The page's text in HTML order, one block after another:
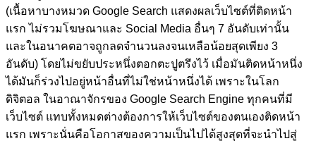
(เนื้อหาบางหมวด Google Search แสดงผลเว็บไซต์ที่ติดหน้า
แรก ไม่รวมโฆษณาและ Social Media อื่นๆ 7 อันดับเท่านั้น
และในอนาคตอาจถูกลดจำนวนลงจนเหลือน้อยสุดเพียง 3
อันดับ) โดยไม่ขยับประหนึ่งตอกตะปูตรึงไว้ เมื่อมันติดหน้าหนึ่ง
ได้มันก็ร่วงไปอยู่หน้าอื่นที่ไม่ใช่หน้าหนึ่งได้ เพราะในโลก
ดิจิตอล ในอาณาจักรของ Google Search Engine ทุกคนที่มี
เว็บไซต์ แทบทั้งหมดต่างต้องการให้เว็บไซต์ของตนเองติดหน้า
แรก เพราะนั่นคือโอกาสของความเป็นไปได้สูงสุดที่จะนำไปสู่